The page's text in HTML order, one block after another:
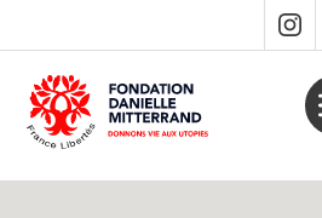
MAIN
CONTENT